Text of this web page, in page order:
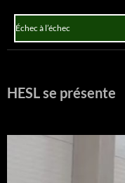
Échec à l’échec
HESL se présente